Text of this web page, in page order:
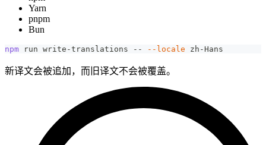
Yarn
pnpm
Bun
npm run write-translations -- --locale zh-Hans
新译文会被追加，而旧译文不会被覆盖。